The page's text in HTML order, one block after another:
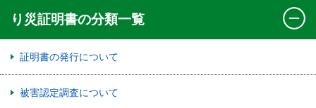
り災証明書の分類一覧
証明書の発行について
被害認定調査について